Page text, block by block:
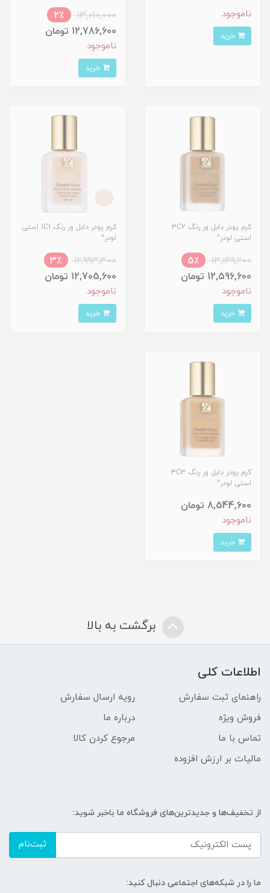
ناموجود 13,010,000
2٪
12,786,600 تومان
ناموجود
کرم پودر دابل ور رنگ 3C2
استی لودر^
13,149,200
5٪
12,596,600 تومان
ناموجود
کرم پودر دابل ور رنگ 1C1 استی
لودر^
12,993,300
3٪
12,705,600 تومان
ناموجود
کرم پودر دابل ور رنگ 3C3
استی لودر^
8,544,600 تومان
ناموجود
برگشت به بالا
اطلاعات کلی
راهنمای ثبت سفارش
رویه ارسال سفارش
فروش ویژه
درباره ما
تماس با ما
مرجوع کردن کالا
مالیات بر ارزش افزوده
از تخفیف‌ها و جدیدترین‌های فروشگاه ما باخبر شوید:
ثبت‌نام
ما را در شبکه‌های اجتماعی دنبال کنید: